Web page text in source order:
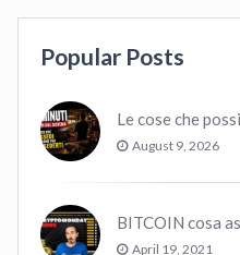
Popular Posts
August 9, 2026
April 19, 2021